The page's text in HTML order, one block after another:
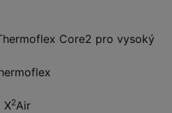
Core2 pro vysoký
X2Air